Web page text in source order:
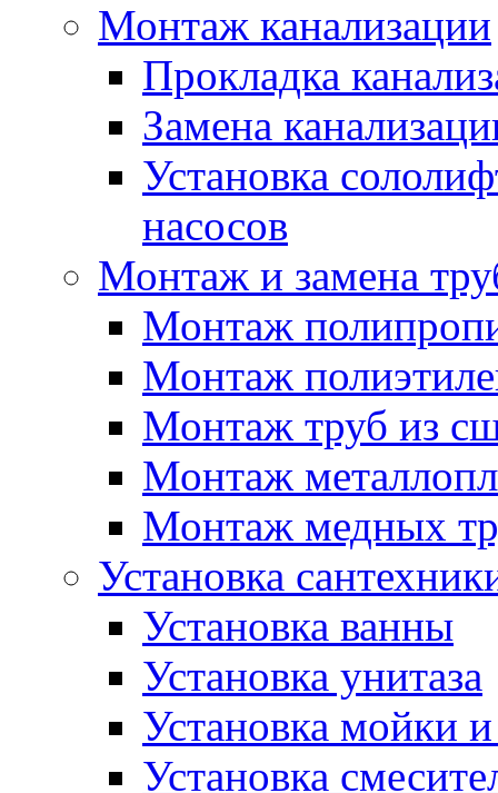
Монтаж канализации
Прокладка
Замена
Установка
насосов
Монтаж и замена
Монтаж
Монтаж
Монтаж труб из
Монтаж
Монтаж медных
Установка
Установка ванны
Установка унитаза
Установка мойки
Установка